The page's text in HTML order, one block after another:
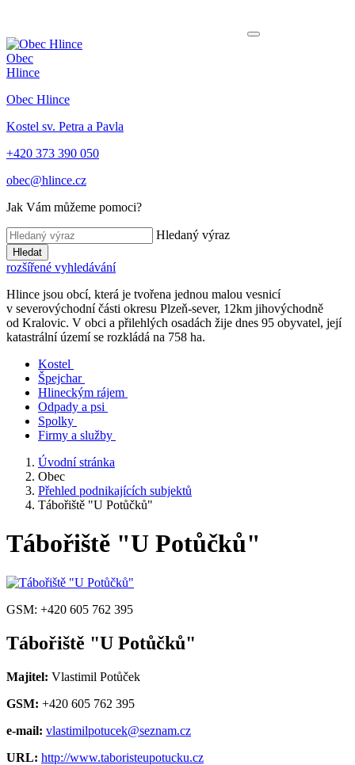
Obec
Hlince
Obec Hlince
Kostel sv. Petra a Pavla
+420 373 390 050
obec@hlince.cz
Jak Vám můžeme pomoci?
Hledaný výraz
Hledat
rozšířené vyhledávání
Hlince jsou obcí, která je tvořena jednou malou vesnicí
v severovýchodní části okresu Plzeň-sever, 12km jihovýchodně
od Kralovic. V obci a přilehlých osadách žije dnes 95 obyvatel, její
katastrální území se rozkládá na 758 ha.
Kostel
Špejchar
Hlineckým rájem
Odpady a psi
Spolky
Firmy a služby
Úvodní stránka
Obec
Přehled podnikajících subjektů
Tábořiště "U Potůčků"
Tábořiště "U Potůčků"
GSM: +420 605 762 395
Tábořiště "U Potůčků"
Majitel: Vlastimil Potůček
GSM: +420 605 762 395
e-mail: vlastimilpotucek@seznam.cz
URL: http://www.taboristeupotucku.cz